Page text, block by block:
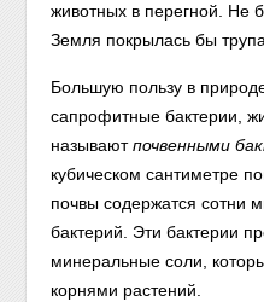
животных в перегной. Не
Земля покрылась бы
Большую пользу в
сапрофитные бактерии,
называют почвенными
кубическом сантиметре
почвы содержатся сотни
бактерий. Эти бактерии
минеральные соли,
корнями растений.